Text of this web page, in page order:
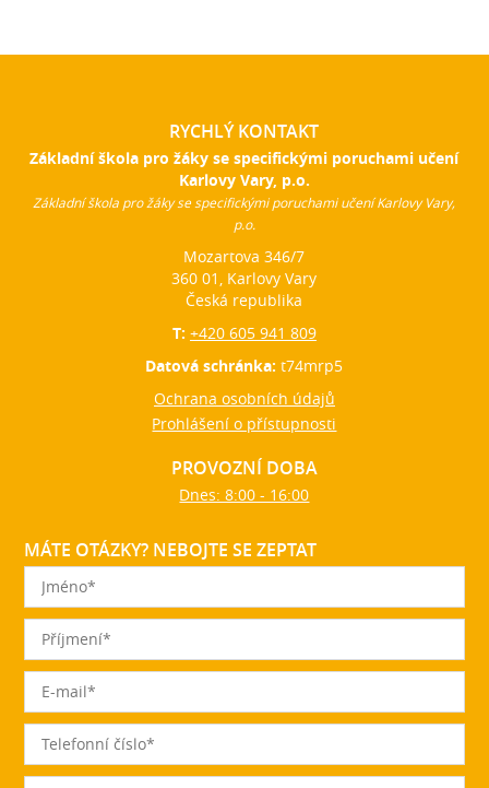
RYCHLÝ KONTAKT
Základní škola pro žáky se specifickými poruchami učení
Karlovy Vary, p.o.
Základní škola pro žáky se specifickými poruchami učení Karlovy Vary,
p.o.
Mozartova 346/7
360 01, Karlovy Vary
Česká republika
T: +420 605 941 809
Datová schránka:t74mrp5
Ochrana osobních údajů
Prohlášení o přístupnosti
PROVOZNÍ DOBA
Dnes: 8:00 - 16:00
MÁTE OTÁZKY? NEBOJTE SE ZEPTAT